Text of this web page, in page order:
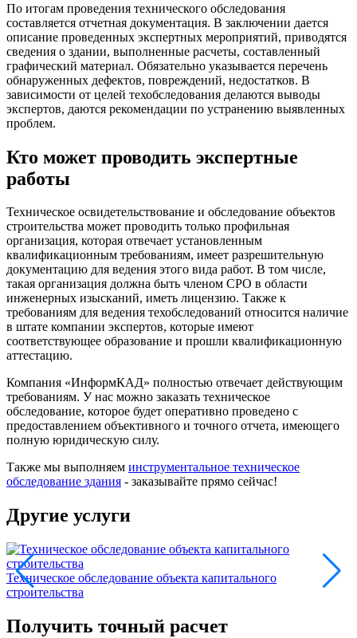
По итогам проведения технического обследования
составляется отчетная документация. В заключении дается
описание проведенных экспертных мероприятий, приводятся
сведения о здании, выполненные расчеты, составленный
графический материал. Обязательно указывается перечень
обнаруженных дефектов, повреждений, недостатков. В
зависимости от целей техобследования делаются выводы
экспертов, даются рекомендации по устранению выявленных
проблем.
Кто может проводить экспертные
работы
Техническое освидетельствование и обследование объектов
строительства может проводить только профильная
организация, которая отвечает установленным
квалификационным требованиям, имеет разрешительную
документацию для ведения этого вида работ. В том числе,
такая организация должна быть членом СРО в области
инженерных изысканий, иметь лицензию. Также к
требованиям для ведения техобследований относится наличие
в штате компании экспертов, которые имеют
соответствующее образование и прошли квалификационную
аттестацию.
Компания «ИнформКАД» полностью отвечает действующим
требованиям. У нас можно заказать техническое
обследование, которое будет оперативно проведено с
предоставлением объективного и точного отчета, имеющего
полную юридическую силу.
Также мы выполняем инструментальное техническое
обследование здания - заказывайте прямо сейчас!
Другие услуги
Техническое обследование объекта капитального
строительства
Получить точный расчет